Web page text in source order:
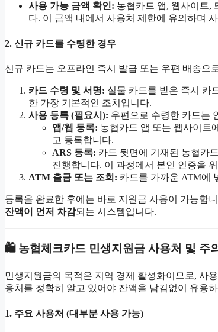
사용 가능 금액 확인: 농협카드 앱, 웹사이트,
다. 이 금액 내에서 사용처 제한에 유의하며
2. 신규 카드를 수령한 경우
신규 카드는 오프라인 즉시 발급 또는 우편 배송으
카드 수령 및 서명: 실물 카드를 받은 즉시 카
한 가장 기본적인 조치입니다.
사용 등록 (필요시): 우편으로 수령한 카드는
앱/웹 등록: 농협카드 앱 또는 웹사이트
고 등록합니다.
ARS 등록: 카드 뒷면에 기재된 농협카
진행합니다. 이 과정에서 본인 인증을
ATM 출금 또는 조회: 카드를 가까운 ATM에
등록을 완료한 후에는 바로 지원금 사용이 가능합
잔액이 먼저 차감되는 시스템입니다.
🛍️ 농협체크카드 민생지원금 사용처 및 주
민생지원금의 목적은 지역 경제 활성화이므로, 사
용처를 정확히 알고 있어야 잔액을 남김없이 유용
1. 주요 사용처 (대부분 사용 가능)